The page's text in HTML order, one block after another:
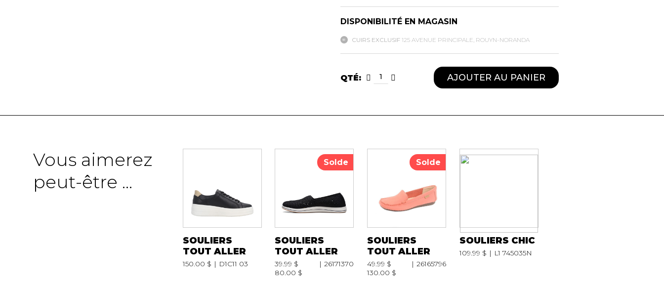
DISPONIBILITÉ EN MAGASIN
CUIRS EXCLUSIF 125 AVENUE PRINCIPALE, ROUYN-NORANDA
QTÉ: AJOUTER AU PANIER
Vous aimerez
peut-être ...
SOULIERS
TOUT ALLER
150.00 $ D1C11 03
Solde
SOULIERS
TOUT ALLER
39.99 $
80.00 $
26171370
Solde
SOULIERS
TOUT ALLER
49.99 $
130.00 $
26165796
SOULIERS CHIC
109.99 $ L1 745035N